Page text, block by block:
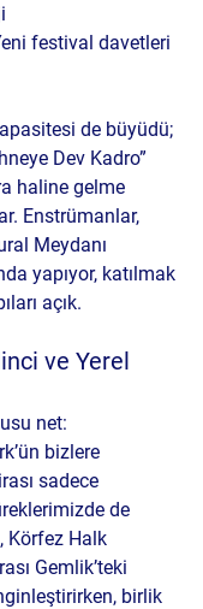
festival davetleri
de büyüdü;
Dev Kadro”
haline gelme
Enstrümanlar,
Meydanı
yapıyor, katılmak
açık.
ve Yerel
net:
bizlere
sadece
de
Körfez Halk
Gemlik’teki
birlik